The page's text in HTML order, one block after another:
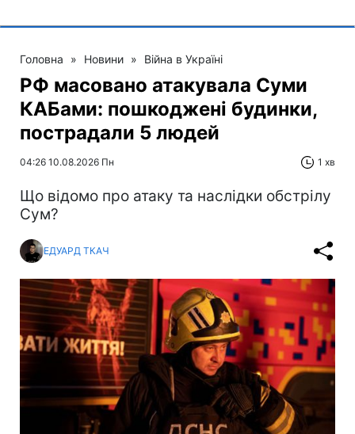
Головна » Новини » Війна в Україні
РФ масовано атакувала Суми
КАБами: пошкоджені будинки,
пострадали 5 людей
04:26 10.08.2026 Пн 1 хв
Що відомо про атаку та наслідки обстрілу
Сум?
ЕДУАРД ТКАЧ